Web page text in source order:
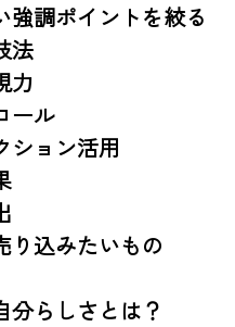
調ポイントを絞る
法
力
ール
ョン活用
込みたいもの
らしさとは？